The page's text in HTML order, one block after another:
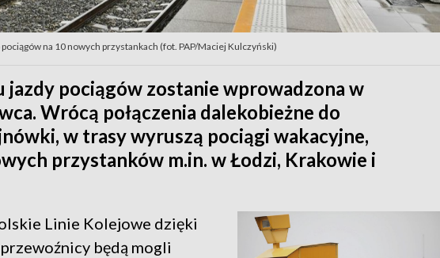
na 10 nowych przystankach (fot. PAP/Maciej Kulczyński)
jazdy pociągów zostanie wprowadzona w
Wrócą połączenia dalekobieżne do
w trasy wyruszą pociągi wakacyjne,
przystanków m.in. w Łodzi, Krakowie i
Linie Kolejowe dzięki
będą mogli